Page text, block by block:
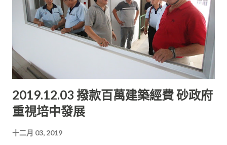
應該做好自己分內的事情， 而不是借題發揮。培中是一所民辦中
學， 必須結合各界的力量方能繼續辦下去，也只有相互體諒， 不
帶個人議程才能受人尊敬。 培中可成獨中典範 他感謝砂首長對培
中的支持與厚愛，有了砂政府這支強心劑， 他有信心培中在未來
日子里能夠越辦越好，成為獨中的學習典范。 他表示希望培中校
董部善用這筆撥款， 也期盼全新教學大樓能夠在華社的大力支持
下盡早完工啟用， 讓學生在更优質的環境下求取知識，成人成
才。
2019.12.03 撥款百萬建築經費 砂政府
重視培中發展
十二月 03, 2019